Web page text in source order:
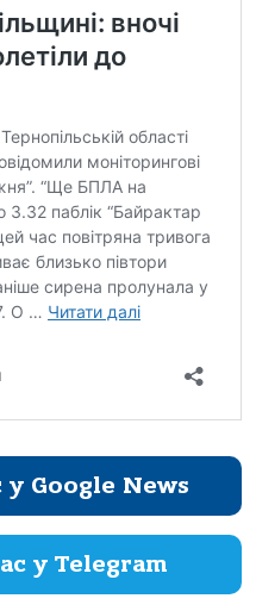
Google News
у Telegram